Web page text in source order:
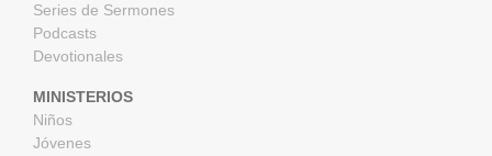
Series de Sermones
Podcasts
Devotionales
MINISTERIOS
Niños
Jóvenes